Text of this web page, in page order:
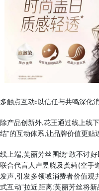
多触点互动:以信任与共鸣深化
除产品创新外,花王通过线上线
结”的互动体系,让品牌价值更贴
线上端,芙丽芳丝围绕“敢不讨
联合代言人卢昱晓及龚莉(空手
发声,引发多领域消费者价值观
式互动”拉近距离:芙丽芳丝将